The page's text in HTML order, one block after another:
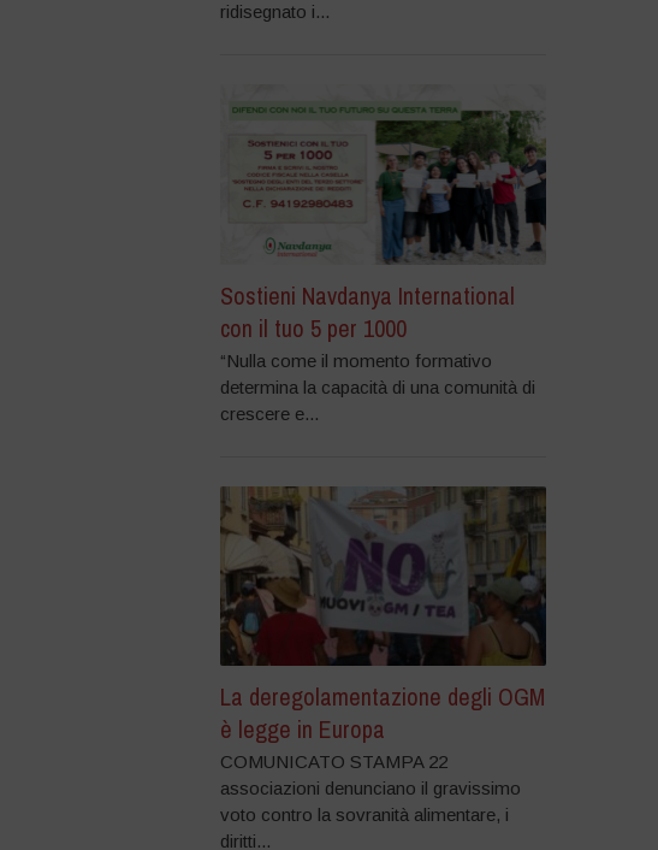
ridisegnato i...
Sostieni Navdanya International
con il tuo 5 per 1000
“Nulla come il momento formativo
determina la capacità di una comunità di
crescere e...
La deregolamentazione degli OGM
è legge in Europa
COMUNICATO STAMPA 22
associazioni denunciano il gravissimo
voto contro la sovranità alimentare, i
diritti...